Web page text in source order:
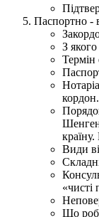
Паспортно -
З
кордон.
Види
«чисті
Що